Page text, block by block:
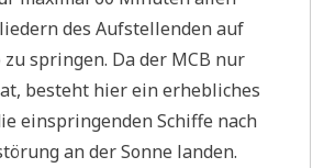
des Aufstellenden auf
zu springen. Da der MCB nur
besteht hier ein erhebliches
einspringenden Schiffe nach
an der Sonne landen.